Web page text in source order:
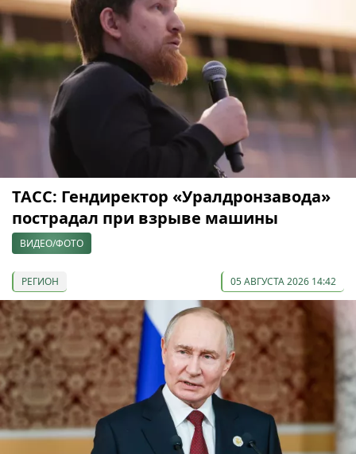
ТАСС: Гендиректор «Уралдронзавода»
пострадал при взрыве машины
ВИДЕО/ФОТО
РЕГИОН 05 АВГУСТА 2026 14:42